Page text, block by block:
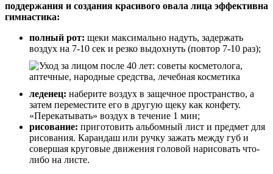
поддержания и создания красивого овала лица эффективна
гимнастика:
полный рот: щеки максимально надуть, задержать
воздух на 7-10 сек и резко выдохнуть (повтор 7-10 раз);
леденец: наберите воздух в защечное пространство, а
затем переместите его в другую щеку как конфету.
«Перекатывать» воздух в течение 1 мин;
рисование: приготовить альбомный лист и предмет для
рисования. Карандаш или ручку зажать между губ и
совершая круговые движения головой нарисовать что-
либо на листе.